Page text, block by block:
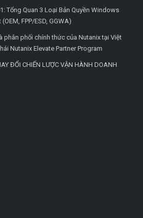
Tổng Quan 3 Loại Bản Quyền Windows
FPP/ESD, GGWA)
phân phối chính thức của Nutanix tại Việt
Nutanix Elevate Partner Program
ĐỔI CHIẾN LƯỢC VẬN HÀNH DOANH